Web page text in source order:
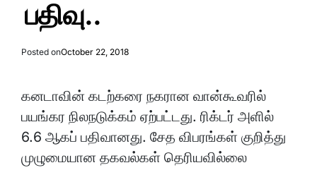
பதிவு..
Posted onOctober 22, 2018
கனடாவின் கடற்கரை நகரான வான்கூவரில்
பயங்கர நிலநடுக்கம் ஏற்பட்டது. ரிக்டர் அளில்
6.6 ஆகப் பதிவானது. சேத விபரங்கள் குறித்து
முழுமையான தகவல்கள் தெரியவில்லை